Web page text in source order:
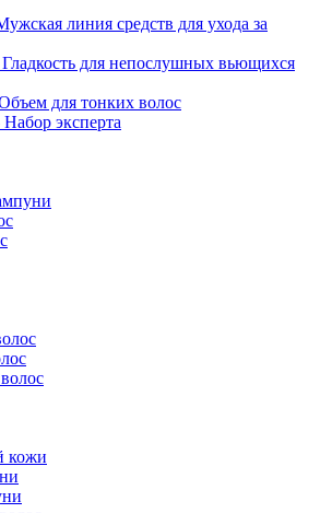
линия средств для ухода за
Гладкость для непослушных вьющихся
для тонких волос
эксперта
кожи